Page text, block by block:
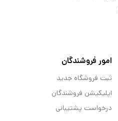
امور فروشندگان
ثبت فروشگاه جدید
اپلیکیشن فروشندگان
درخواست پشتیبانی